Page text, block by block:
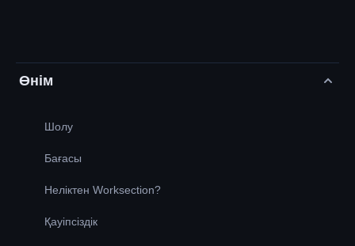
Өнім
Шолу
Бағасы
Неліктен Worksection?
Қауіпсіздік